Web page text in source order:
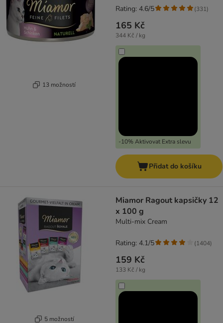
13 možností
165 Kč
344 Kč / kg
-10% Aktivovat Extra slevu
Rating: 4.6/5 (331)
Přidat do košíku
5 možností
Miamor Ragout kapsičky 12
x 100 g
Multi-mix Cream
159 Kč
133 Kč / kg
Rating: 4.1/5 (1404)